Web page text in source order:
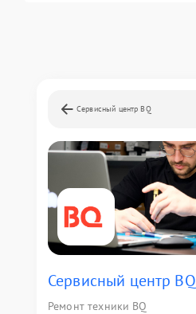
Сервисный центр BQ
Сервисный центр BQ
Ремонт техники BQ